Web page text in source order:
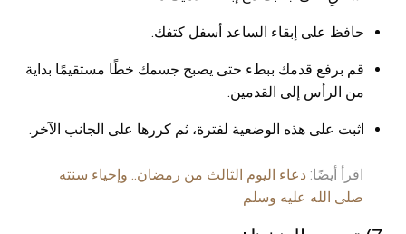
حافظ على إبقاء الساعد أسفل كتفك.
قم برفع قدمك ببطء حتى يصبح جسمك خطًا مستقيمًا بداية
من الرأس إلى القدمين.
اثبت على هذه الوضعية لفترة، ثم كررها على الجانب الآخر.
اقرأ أيضًا: دعاء اليوم الثالث من رمضان.. وإحياء سنته
صلى الله عليه وسلم